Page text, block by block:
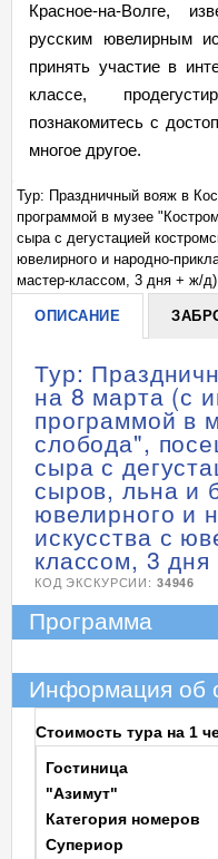
Красное-на-Волге,
русским ювелирным
принять участие в
классе,
познакомитесь с
многое другое.
Тур: Праздничный вояж в
программой в музее
сыра с дегустацией
ювелирного и народно-
мастер-классом, 3 дня + ж/д)
ОПИСАНИЕ
Тур:
на 8 марта (с
программой в
слобода",
сыра с
сыров, льна и
ювелирного и
искусства с
классом, 3
КОД ЭКСКУРСИИ: 34946
Программа
Информация об
Стоимость тура на 1
Гостиница
"Азимут"
Категория номеров
Супериор